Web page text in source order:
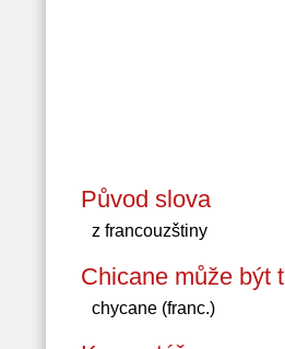
Původ slova
z francouzštiny
Chicane může být
chycane (franc.)